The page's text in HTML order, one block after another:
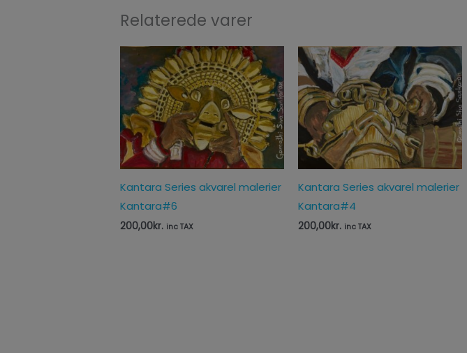
Relaterede varer
Kantara Series akvarel malerier
Kantara#6
200,00kr. inc TAX
Kantara Series akvarel malerier
Kantara#4
200,00kr. inc TAX